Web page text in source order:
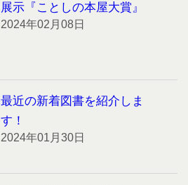
展示『ことしの本屋大賞』
2024年02月08日
最近の新着図書を紹介しま
す！
2024年01月30日